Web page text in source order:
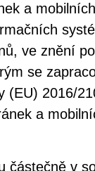
a
ve znění
se
(EU) 2016/
a
částečně v